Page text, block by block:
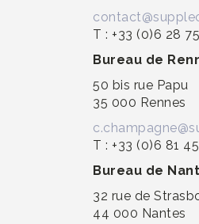
T : +33 (0)6 28
Bureau de
50 bis rue Papu
35 000 Rennes
T : +33 (0)6 81
Bureau de
32 rue de
44 000 Nantes